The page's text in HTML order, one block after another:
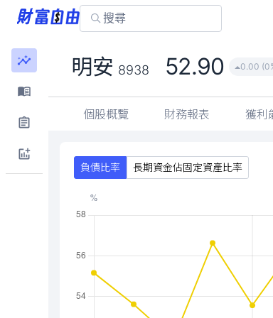
明安 8938 52.90 0.00
個股概覽 財務報表 獲利
負債比率 長期資金佔固定資產比率